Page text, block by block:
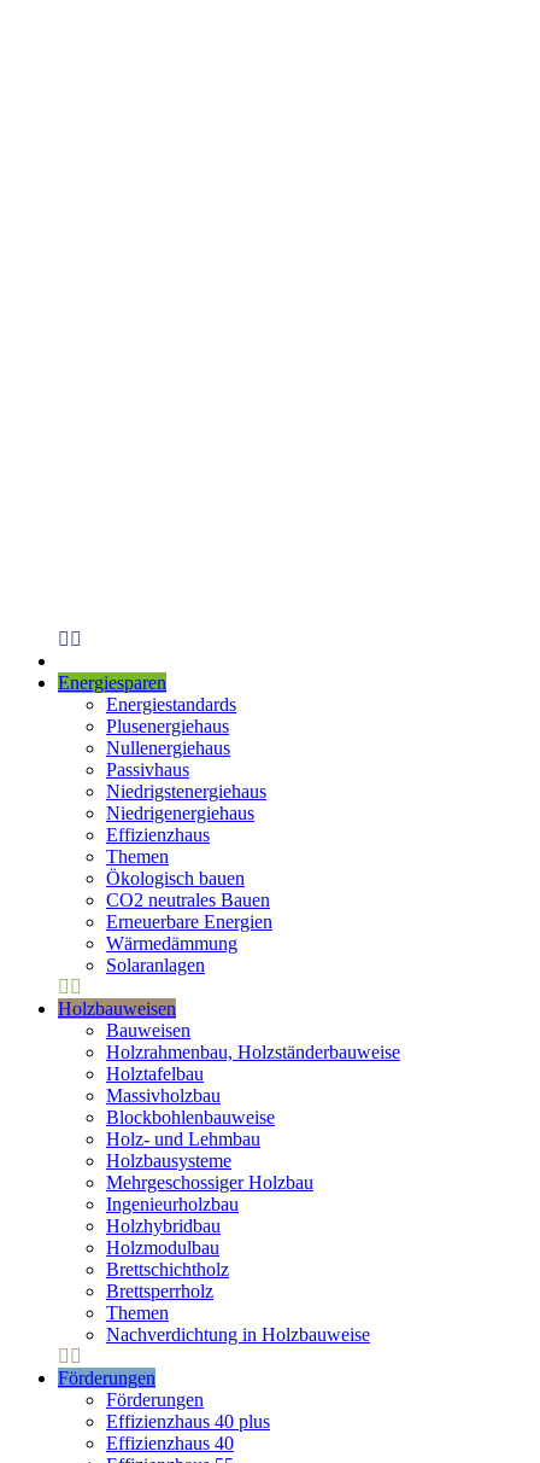
Energiesparen
Energiestandards
Plusenergiehaus
Nullenergiehaus
Passivhaus
Niedrigstenergiehaus
Niedrigenergiehaus
Effizienzhaus
Themen
Ökologisch bauen
CO2 neutrales Bauen
Erneuerbare Energien
Wärmedämmung
Solaranlagen
Holzbauweisen
Bauweisen
Holzrahmenbau, Holzständerbauweise
Holztafelbau
Massivholzbau
Blockbohlenbauweise
Holz- und Lehmbau
Holzbausysteme
Mehrgeschossiger Holzbau
Ingenieurholzbau
Holzhybridbau
Holzmodulbau
Brettschichtholz
Brettsperrholz
Themen
Nachverdichtung in Holzbauweise
Förderungen
Förderungen
Effizienzhaus 40 plus
Effizienzhaus 40